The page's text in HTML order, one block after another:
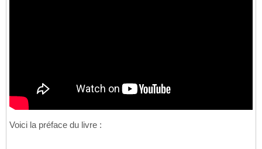
Voici la préface du livre :